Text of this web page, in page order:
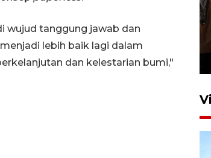
wujud tanggung jawab dan
lebih baik lagi dalam
dan kelestarian bumi,"
Persebaya juara Piala
Presiden 2026
19 jam lalu